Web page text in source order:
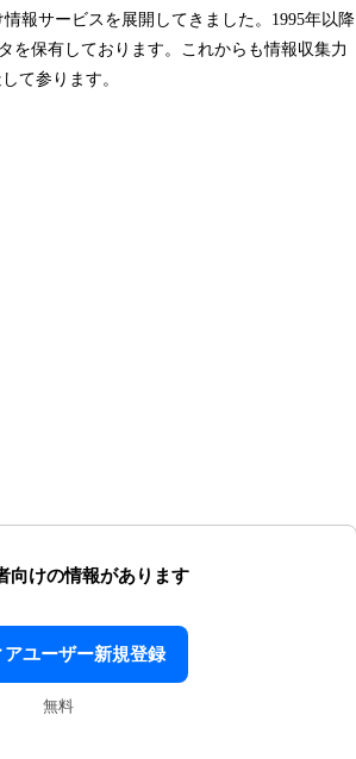
報サービスを展開してきました。1995年以降
を保有しております。これからも情報収集力
て参ります。
向けの情報があります
アユーザー新規登録
無料